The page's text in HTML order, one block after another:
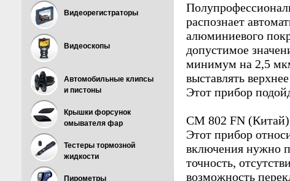
Видеорегистраторы
Видеоскопы
Автомобильные клипсы
и пистоны
Крышки форсунок
омывателя фар
Тестеры тормозной
жидкости
Пирометры
распознает
алюминиевого
допустимое
минимум на 2,5
выставлять
Этот прибор
CM 802 FN (Китай)
Этот прибор
включения нужно
точность,
возможность